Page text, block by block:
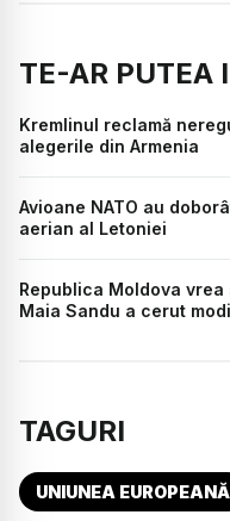
TE-AR PUTEA
Kremlinul reclamă
alegerile din Armenia
Avioane NATO au
aerian al Letoniei
Republica Moldova
Maia Sandu a cerut
TAGURI
UNIUNEA EUROPEANĂ